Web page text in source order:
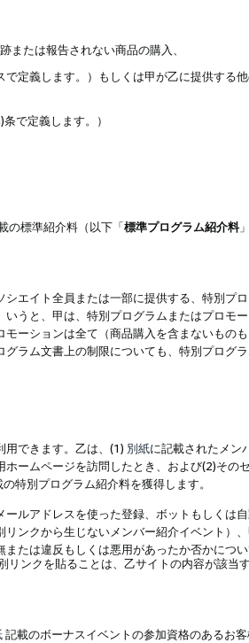
または報告されない商品の購入、
定義します。）もしくは甲が乙に提供する
で定義します。）
の標準紹介料（以下「標準プログラム紹介料
エイト全員または一部に提供する、特別プ
うと、甲は、特別プログラムまたはプロモ
ーションは全て（商品購入を含まないもの
ラム文書上の制限についても、特別プログ
用できます。乙は、(1) 別紙に記載されたメン
ームページを訪問したとき、および(2)その
特別プログラム紹介料を獲得します。
ルアドレスを使った登録、ボットもしくは
ンクから生じないメンバー紹介イベント）
たは違反もしくは悪用があったか否かについ
リンクを貼ることは、乙サイトの内容が該当
記載のボーナスイベントの参加資格のあるお